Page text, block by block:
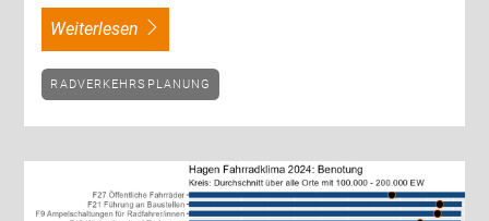
weiterlesen
RADVERKEHRSPLANUNG